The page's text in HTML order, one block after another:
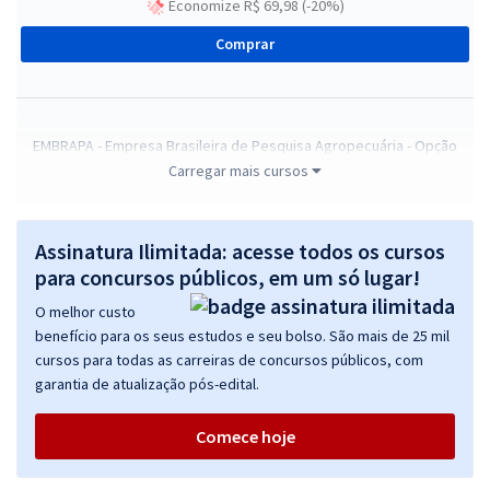
Economize R$ 69,98 (-20%)
Comprar
EMBRAPA - Empresa Brasileira de Pesquisa Agropecuária - Opção
40001388: Técnico – Área: Suprimento, Manutenção e Serviços –
R$ 335,92à vista
ou 12x de R$27,99
Economize R$ 83,98 (-20%)
Comprar
EMBRAPA - Empresa Brasileira de Pesquisa Agropecuária - Opção
40000127: Técnico – Área: Suprimento, Manutenção e Serviços –
Subárea: Suporte à Gestão
Carregar mais cursos
Assinatura Ilimitada: acesse todos os cursos
para concursos públicos, em um só lugar!
O melhor custo
benefício para os seus estudos e seu bolso. São mais de 25 mil
cursos para todas as carreiras de concursos públicos, com
garantia de atualização pós-edital.
Comece hoje